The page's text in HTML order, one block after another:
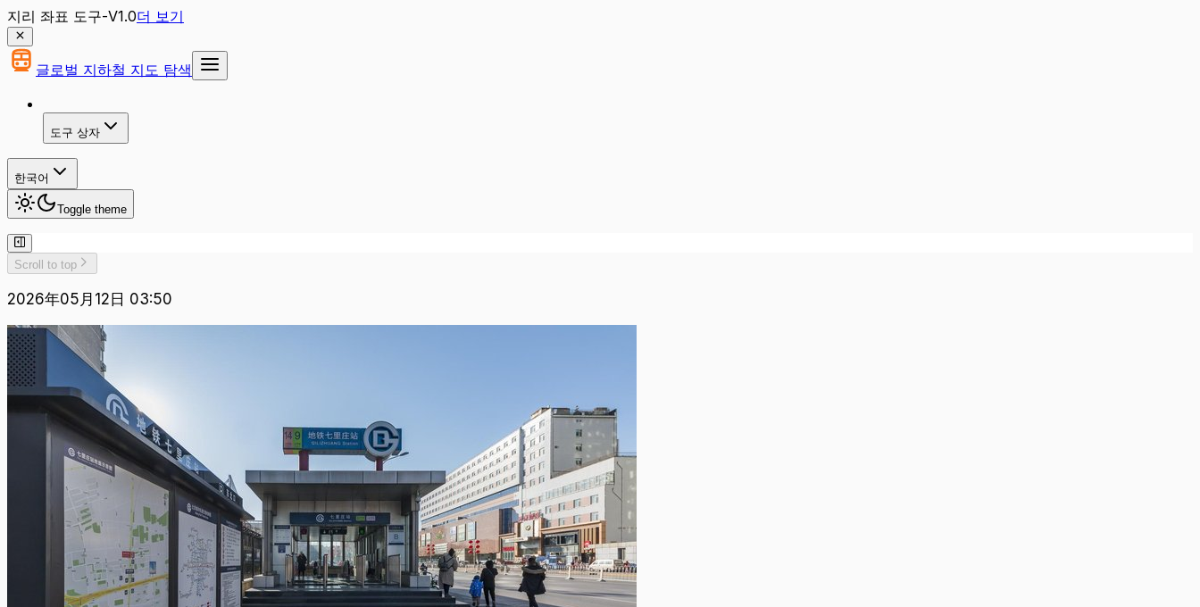
지리 좌표 도구-V1.0더 보기
글로벌 지하철 지도 탐색
도구 상자
한국어
Toggle theme
Scroll to top
2026年05月12日 03:50